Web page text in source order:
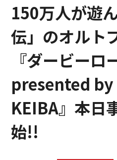
150万人が遊
伝」のオルト
『ダービーロ
presented by
KEIBA』本日
始!!